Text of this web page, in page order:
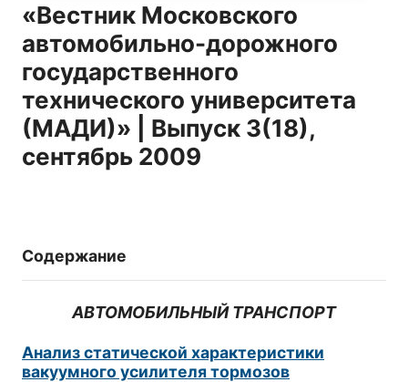
«Вестник Московского
автомобильно-дорожного
государственного
технического университета
(МАДИ)» | Выпуск 3(18),
сентябрь 2009
Содержание
АВТОМОБИЛЬНЫЙ ТРАНСПОРТ
Анализ статической характеристики
вакуумного усилителя тормозов